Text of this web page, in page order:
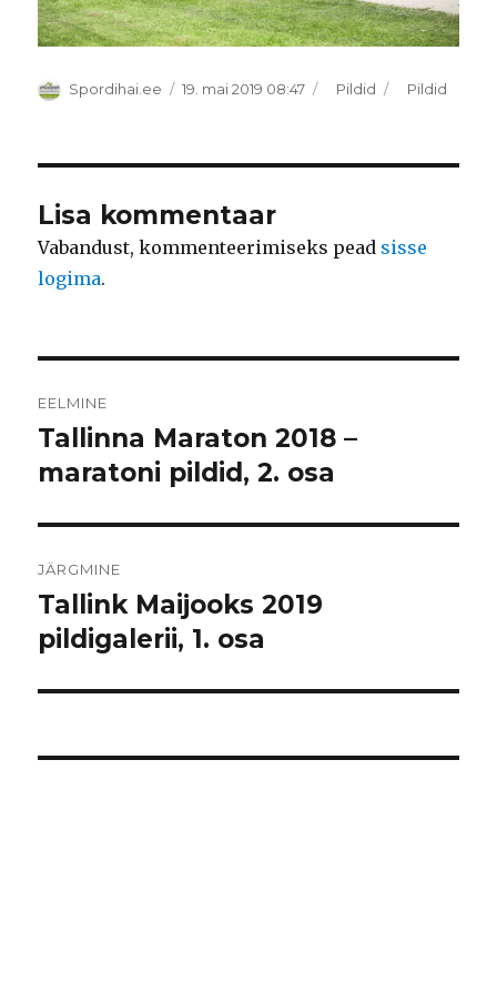
Autor
Spordihai.ee Postitatud
19. mai 2019 08:47 Rubriigid
Pildid Sildid
Pildid
Lisa kommentaar
Vabandust, kommenteerimiseks pead sisse
logima.
EELMINE
Eelmine
postitus:
Tallinna Maraton 2018 –
maratoni pildid, 2. osa
JÄRGMINE
Järgmine
postitus:
Tallink Maijooks 2019
pildigalerii, 1. osa